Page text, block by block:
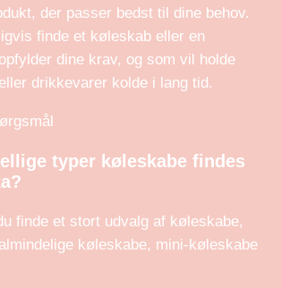
der passer bedst til dine behov.
finde et køleskab eller en
dine krav, og som vil holde
drikkevarer kolde i lang tid.
typer køleskabe findes
finde et stort udvalg af køleskabe,
køleskabe, mini-køleskabe